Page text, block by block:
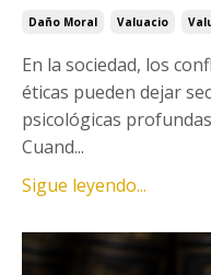
Daño Moral Valuacio
En la sociedad, los
éticas pueden dejar
psicológicas
Cuand...
Sigue leyendo...